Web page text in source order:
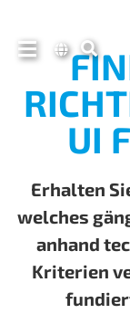
UI
Erhalten
welches
anhand
Kriterien